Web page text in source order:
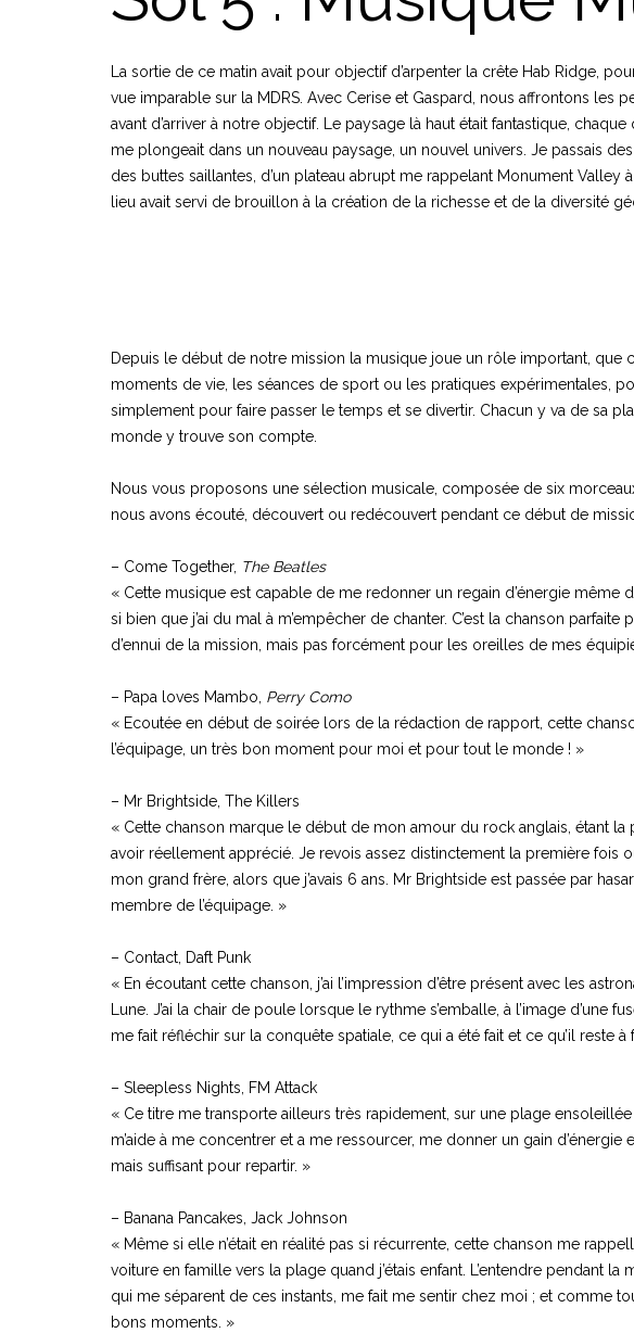
La sortie de ce matin avait pour objectif d’arpenter la crête Hab Ridge,
vue imparable sur la MDRS. Avec Cerise et Gaspard, nous affrontons les
avant d’arriver à notre objectif. Le paysage là haut était fantastique,
me plongeait dans un nouveau paysage, un nouvel univers. Je passais
des buttes saillantes, d’un plateau abrupt me rappelant Monument Valley
lieu avait servi de brouillon à la création de la richesse et de la diversité
Depuis le début de notre mission la musique joue un rôle important, que
moments de vie, les séances de sport ou les pratiques expérimentales,
simplement pour faire passer le temps et se divertir. Chacun y va de sa
monde y trouve son compte.
Nous vous proposons une sélection musicale, composée de six
nous avons écouté, découvert ou redécouvert pendant ce début de
– Come Together, The Beatles
« Cette musique est capable de me redonner un regain d’énergie même
si bien que j’ai du mal à m’empêcher de chanter. C’est la chanson
d’ennui de la mission, mais pas forcément pour les oreilles de mes
– Papa loves Mambo, Perry Como
« Ecoutée en début de soirée lors de la rédaction de rapport, cette
l’équipage, un très bon moment pour moi et pour tout le monde ! »
– Mr Brightside, The Killers
« Cette chanson marque le début de mon amour du rock anglais, étant
avoir réellement apprécié. Je revois assez distinctement la première fois
mon grand frère, alors que j’avais 6 ans. Mr Brightside est passée par
membre de l’équipage. »
– Contact, Daft Punk
« En écoutant cette chanson, j’ai l’impression d’être présent avec les
Lune. J’ai la chair de poule lorsque le rythme s’emballe, à l’image d’une
me fait réfléchir sur la conquête spatiale, ce qui a été fait et ce qu’il reste à
– Sleepless Nights, FM Attack
« Ce titre me transporte ailleurs très rapidement, sur une plage
m’aide à me concentrer et a me ressourcer, me donner un gain
mais suffisant pour repartir. »
– Banana Pancakes, Jack Johnson
« Même si elle n’était en réalité pas si récurrente, cette chanson me
voiture en famille vers la plage quand j’étais enfant. L’entendre pendant
qui me séparent de ces instants, me fait me sentir chez moi ; et comme
bons moments. »